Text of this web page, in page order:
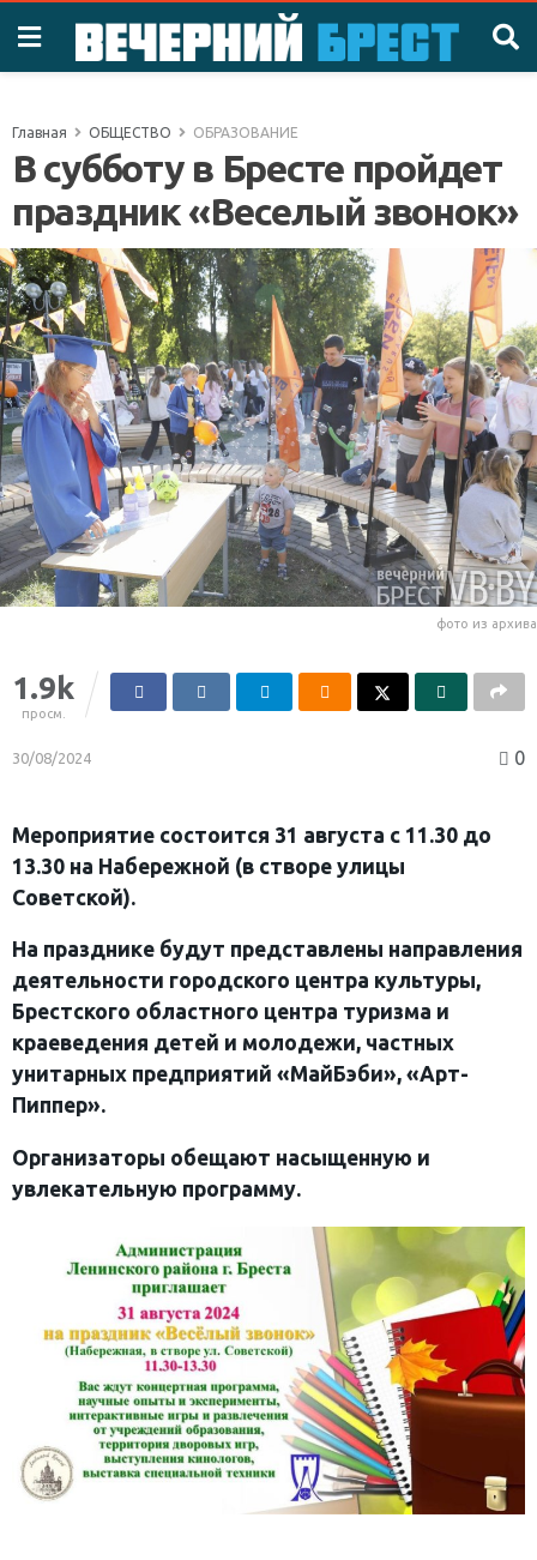
Главная ОБЩЕСТВО ОБРАЗОВАНИЕ
В субботу в Бресте пройдет
праздник «Веселый звонок»
фото из архива
1.9k
просм.
30/08/2024 0
Мероприятие состоится 31 августа с 11.30 до
13.30 на Набережной (в створе улицы
Советской).
На празднике будут представлены направления
деятельности городского центра культуры,
Брестского областного центра туризма и
краеведения детей и молодежи, частных
унитарных предприятий «МайБэби», «Арт-
Пиппер».
Организаторы обещают насыщенную и
увлекательную программу.